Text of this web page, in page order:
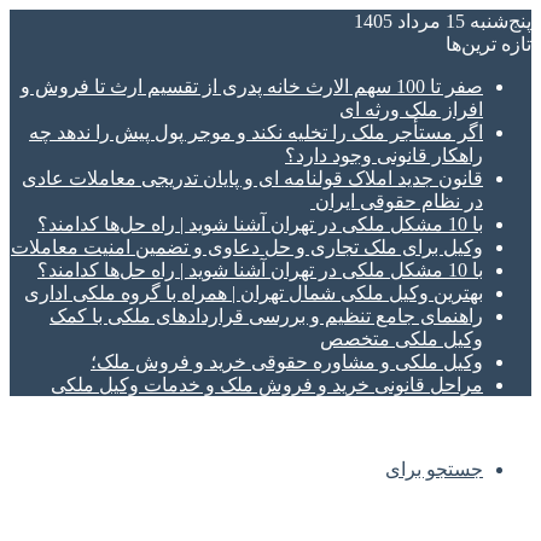
پنج‌شنبه 15 مرداد 1405
تازه‌ ترین‌ها
صفر تا 100 سهم الارث خانه پدری از تقسیم ارث تا فروش و
افراز ملک ورثه ای
اگر مستأجر ملک را تخلیه نکند و موجر پول پیش را ندهد چه
راهکار قانونی وجود دارد؟
قانون جدید املاک قولنامه ای و پایان تدریجی معاملات عادی
در نظام حقوقی ایران
با 10 مشکل ملکی در تهران آشنا شوید | راه حل‌ها کدامند؟
وکیل برای ملک تجاری و حل دعاوی و تضمین امنیت معاملات
با 10 مشکل ملکی در تهران آشنا شوید | راه حل‌ها کدامند؟
بهترین وکیل ملکی شمال تهران | همراه با گروه ملکی اداری
راهنمای جامع تنظیم و بررسی قراردادهای ملکی با کمک
وکیل ملکی متخصص
وکیل ملکی و مشاوره حقوقی خرید و فروش ملک؛
مراحل قانونی خرید و فروش ملک و خدمات وکیل ملکی
جستجو برای